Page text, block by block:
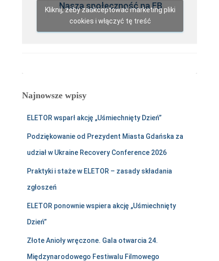
Nasza społeczność na FB
Kliknij, żeby zaakceptować marketing pliki
cookies i włączyć tę treść
Najnowsze wpisy
ELETOR wsparł akcję „Uśmiechnięty Dzień”
Podziękowanie od Prezydent Miasta Gdańska za
udział w Ukraine Recovery Conference 2026
Praktyki i staże w ELETOR – zasady składania
zgłoszeń
ELETOR ponownie wspiera akcję „Uśmiechnięty
Dzień”
Złote Anioły wręczone. Gala otwarcia 24.
Międzynarodowego Festiwalu Filmowego